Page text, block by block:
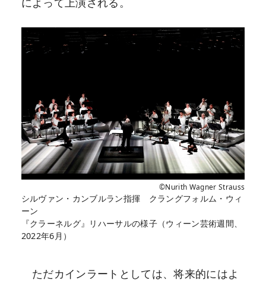
©Nurith Wagner Strauss
シルヴァン・カンブルラン指揮 クラングフォルム・ウィ
ーン
『クラーネルグ』リハーサルの様子（ウィーン芸術週間、
2022年6月）
ただカインラートとしては、将来的にはよ